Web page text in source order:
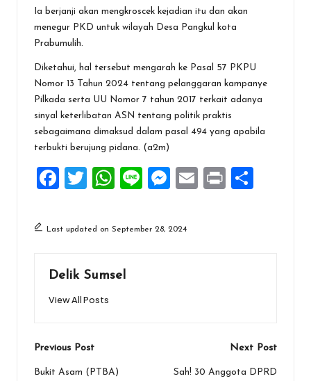
Ia berjanji akan mengkroscek kejadian itu dan akan
menegur PKD untuk wilayah Desa Pangkul kota
Prabumulih.
Diketahui, hal tersebut mengarah ke Pasal 57 PKPU
Nomor 13 Tahun 2024 tentang pelanggaran kampanye
Pilkada serta UU Nomor 7 tahun 2017 terkait adanya
sinyal keterlibatan ASN tentang politik praktis
sebagaimana dimaksud dalam pasal 494 yang apabila
terbukti berujung pidana. (a2m)
F
ce
o
T
tt
W
at
A
Li
e
M
se
E
Pr
Last updated on September 28, 2024
Delik Sumsel
View All Posts
Post
navigation
Previous Post
Bukit Asam (PTBA)
Next Post
Sah! 30 Anggota DPRD